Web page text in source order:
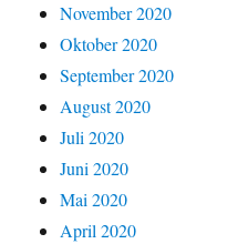
November 2020
Oktober 2020
September 2020
August 2020
Juli 2020
Juni 2020
Mai 2020
April 2020